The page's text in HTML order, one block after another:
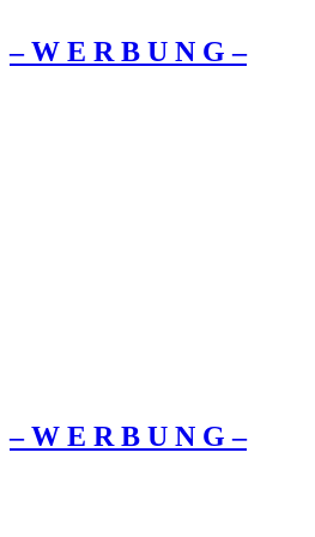
– W Ε R Β U Ν G –
– W Ε R Β U Ν G –